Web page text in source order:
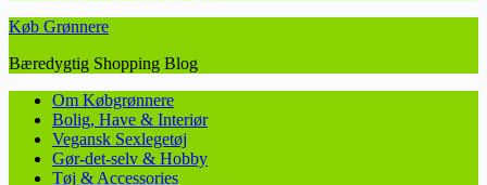
Køb Grønnere
Bæredygtig Shopping Blog
Om Købgrønnere
Bolig, Have & Interiør
Vegansk Sexlegetøj
Gør-det-selv & Hobby
Tøj & Accessories